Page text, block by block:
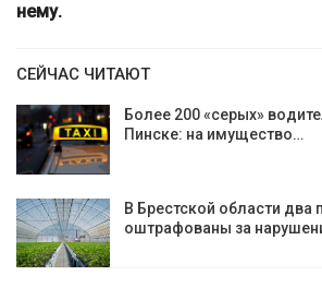
нему.
СЕЙЧАС ЧИТАЮТ
Более 200 «серых»
Пинске: на имущество…
В Брестской области два
оштрафованы за